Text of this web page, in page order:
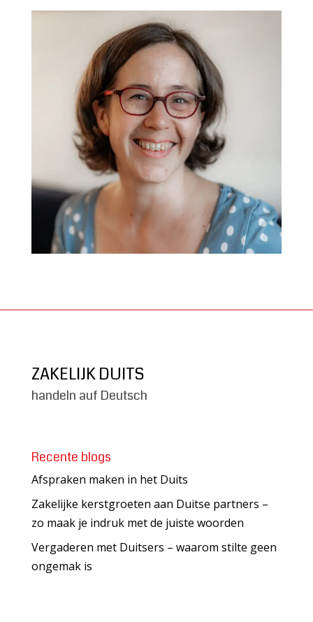
ZAKELIJK DUITS
handeln auf Deutsch
Recente blogs
Afspraken maken in het Duits
Zakelijke kerstgroeten aan Duitse partners –
zo maak je indruk met de juiste woorden
Vergaderen met Duitsers – waarom stilte geen
ongemak is